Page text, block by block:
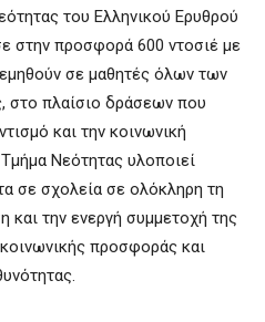
του Ελληνικού Ερυθρού
στην προσφορά 600 ντοσιέ με
σε μαθητές όλων των
στο πλαίσιο δράσεων που
και την κοινωνική
Νεότητας υλοποιεί
σε σχολεία σε ολόκληρη τη
και την ενεργή συμμετοχή της
προσφοράς και